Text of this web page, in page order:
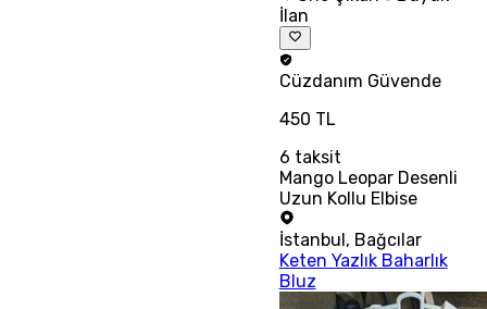
İlan
Cüzdanım Güvende
450 TL
6 taksit
Mango Leopar Desenli
Uzun Kollu Elbise
İstanbul, Bağcılar
Keten Yazlık Baharlık
Bluz